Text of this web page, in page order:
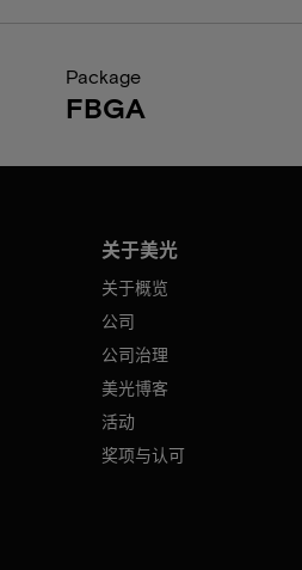
Package
FBGA
关于美光
关于概览
公司
公司治理
美光博客
活动
奖项与认可